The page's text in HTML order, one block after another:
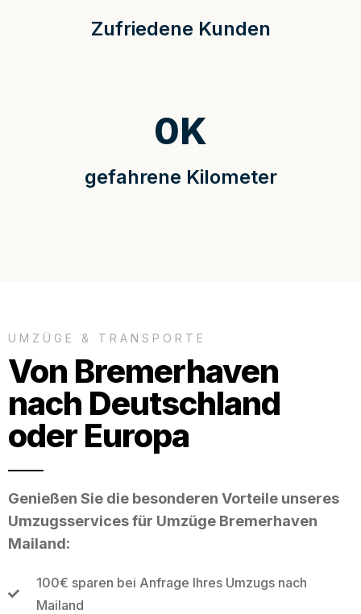
Zufriedene Kunden
gefahrene Kilometer
0K
UMZÜGE & TRANSPORTE
Von Bremerhaven
nach Deutschland
oder Europa
Genießen Sie die besonderen Vorteile unseres
Umzugsservices für Umzüge Bremerhaven
Mailand:
100€ sparen bei Anfrage Ihres Umzugs nach
Mailand